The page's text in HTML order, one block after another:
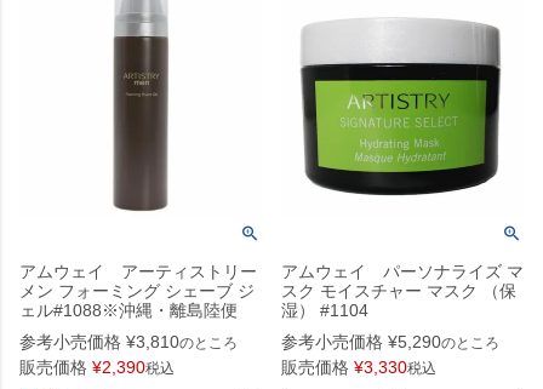
アムウェイ アーティストリー
メン フォーミング シェーブ ジ
ェル#1088※沖縄・離島陸便
参考小売価格 ¥3,810のところ
販売価格 ¥2,390税込
アムウェイ パーソナライズ マ
スク モイスチャー マスク （保
湿） #1104
参考小売価格 ¥5,290のところ
販売価格 ¥3,330税込